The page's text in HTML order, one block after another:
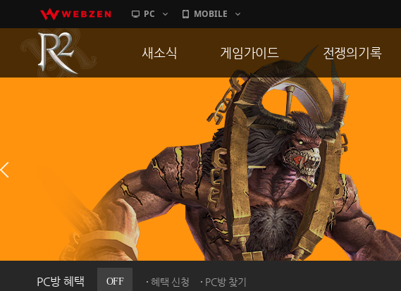
PC MOBILE
PC방 혜택 OFF 혜택 신청 PC방 찾기
새소식
이벤트
히스토리
PC방으로간다
게임가이드
게임 특징
서버가이드
신병훈련소
세부가이드
통합보급센터
전쟁의기록
통합 길드전
공성 & 스팟
랭킹
R2Match